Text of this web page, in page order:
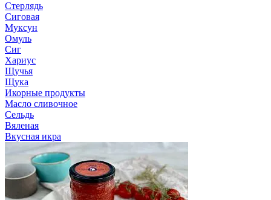
Стерлядь
Сиговая
Муксун
Омуль
Сиг
Хариус
Щучья
Щука
Икорные продукты
Масло сливочное
Сельдь
Вяленая
Вкусная икра